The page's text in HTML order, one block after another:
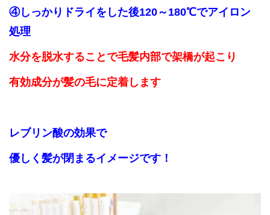
④しっかりドライをした後120～180℃でアイロン
処理
水分を脱水することで毛髪内部で架橋が起こり
有効成分が髪の毛に定着します
レブリン酸の効果で
優しく髪が閉まるイメージです！